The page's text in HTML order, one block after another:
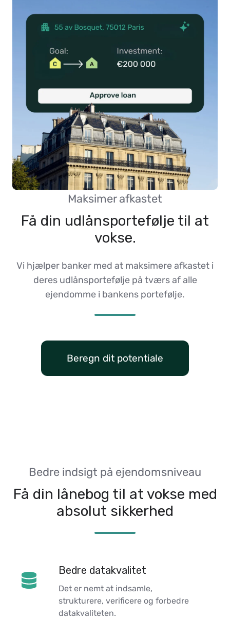
Maksimer afkastet
Få din udlånsportefølje til at
vokse.
Vi hjælper banker med at maksimere afkastet i
deres udlånsportefølje på tværs af alle
ejendomme i bankens portefølje.
Beregn dit potentiale
Bedre indsigt på ejendomsniveau
Få din lånebog til at vokse med
absolut sikkerhed
Bedre datakvalitet
Det er nemt at indsamle,
strukturere, verificere og forbedre
datakvaliteten.
Bedre
datakvalitet